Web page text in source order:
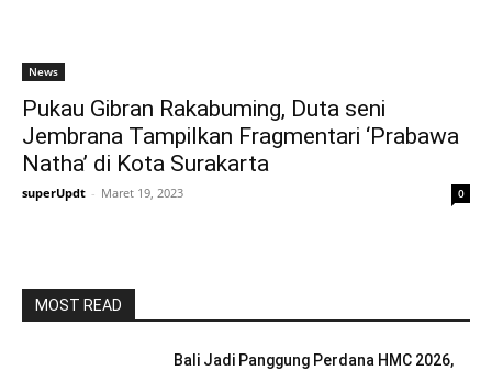
News
Pukau Gibran Rakabuming, Duta seni
Jembrana Tampilkan Fragmentari ‘Prabawa
Natha’ di Kota Surakarta
superUpdt - Maret 19, 2023 0
MOST READ
Bali Jadi Panggung Perdana HMC 2026,